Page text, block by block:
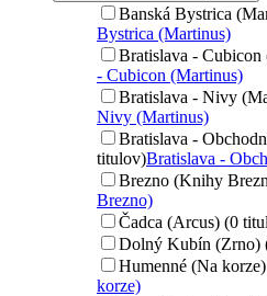
Banská Bystrica
Bystrica (Martinus)
Bratislava -
- Cubicon (Martinus)
Bratislava - Nivy
Nivy (Martinus)
Bratislava -
titulov)Bratislava -
Brezno (Knihy
Brezno)
Čadca (Arcus) (0
Dolný Kubín (Zrno)
Humenné (Na
korze)